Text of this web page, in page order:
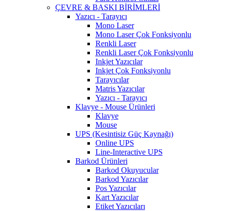
ÇEVRE & BASKI BİRİMLERİ
Yazıcı - Tarayıcı
Mono Laser
Mono Laser Çok Fonksiyonlu
Renkli Laser
Renkli Laser Çok Fonksiyonlu
Inkjet Yazıcılar
Inkjet Çok Fonksiyonlu
Tarayıcılar
Matris Yazıcılar
Yazıcı - Tarayıcı
Klavye - Mouse Ürünleri
Klavye
Mouse
UPS (Kesintisiz Güç Kaynağı)
Online UPS
Line-Interactive UPS
Barkod Ürünleri
Barkod Okuyucular
Barkod Yazıcılar
Pos Yazıcılar
Kart Yazıcılar
Etiket Yazıcıları